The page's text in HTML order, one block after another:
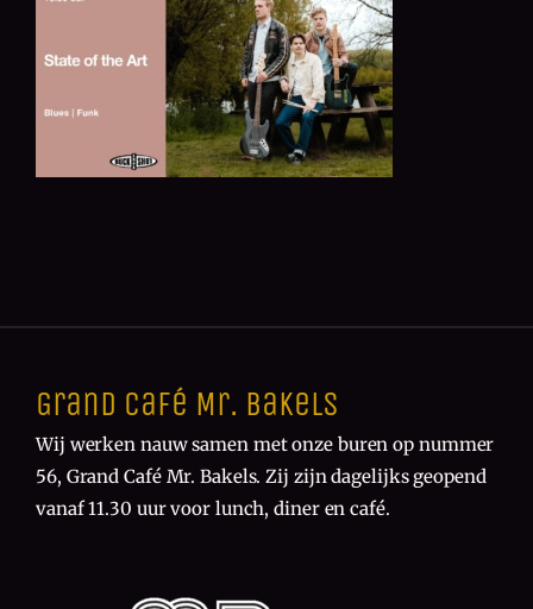
Grand Café Mr. Bakels
Wij werken nauw samen met onze buren op nummer
56, Grand Café Mr. Bakels. Zij zijn dagelijks geopend
vanaf 11.30 uur voor lunch, diner en café.